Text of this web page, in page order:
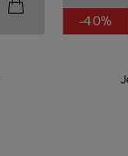
-40%